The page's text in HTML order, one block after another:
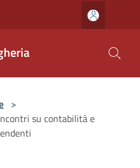
>
su contabilità e